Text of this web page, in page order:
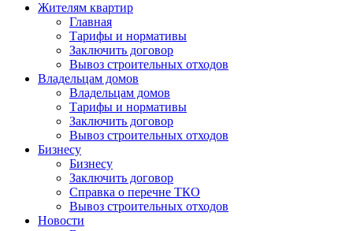
Жителям квартир
Главная
Тарифы и нормативы
Заключить договор
Вывоз строительных отходов
Владельцам домов
Владельцам домов
Тарифы и нормативы
Заключить договор
Вывоз строительных отходов
Бизнесу
Бизнесу
Заключить договор
Справка о перечне ТКО
Вывоз строительных отходов
Новости